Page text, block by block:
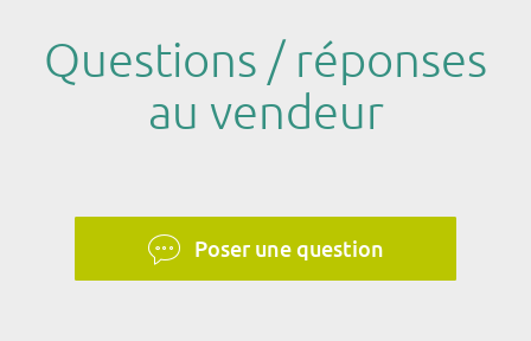
Questions / réponses
au vendeur
Poser une question